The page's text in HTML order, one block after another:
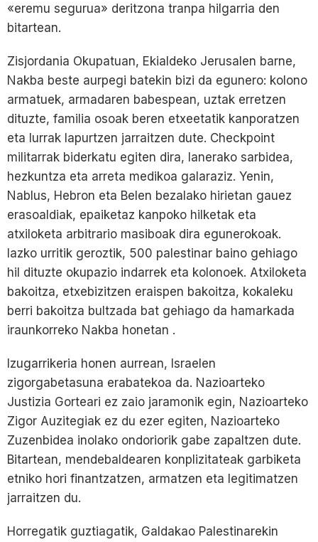
«eremu segurua» deritzona tranpa hilgarria den
bitartean.
Zisjordania Okupatuan, Ekialdeko Jerusalen barne,
Nakba beste aurpegi batekin bizi da egunero: kolono
armatuek, armadaren babespean, uztak erretzen
dituzte, familia osoak beren etxeetatik kanporatzen
eta lurrak lapurtzen jarraitzen dute. Checkpoint
militarrak biderkatu egiten dira, lanerako sarbidea,
hezkuntza eta arreta medikoa galaraziz. Yenin,
Nablus, Hebron eta Belen bezalako hirietan gauez
erasoaldiak, epaiketaz kanpoko hilketak eta
atxiloketa arbitrario masiboak dira egunerokoak.
Iazko urritik geroztik, 500 palestinar baino gehiago
hil dituzte okupazio indarrek eta kolonoek. Atxiloketa
bakoitza, etxebizitzen eraispen bakoitza, kokaleku
berri bakoitza bultzada bat gehiago da hamarkada
iraunkorreko Nakba honetan .
Izugarrikeria honen aurrean, Israelen
zigorgabetasuna erabatekoa da. Nazioarteko
Justizia Gorteari ez zaio jaramonik egin, Nazioarteko
Zigor Auzitegiak ez du ezer egiten, Nazioarteko
Zuzenbidea inolako ondoriorik gabe zapaltzen dute.
Bitartean, mendebaldearen konplizitateak garbiketa
etniko hori finantzatzen, armatzen eta legitimatzen
jarraitzen du.
Horregatik guztiagatik, Galdakao Palestinarekin